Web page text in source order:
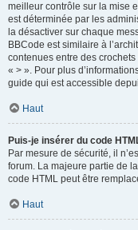
meilleur contrôle sur la mise
est déterminée par les
la désactiver sur chaque
BBCode est similaire à
contenues entre des
« > ». Pour plus
guide qui est accessible
Haut
Puis-je insérer du code
Par mesure de sécurité, il
forum. La majeure partie de
code HTML peut être
Haut